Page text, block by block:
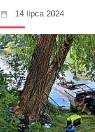
14 lipca 2024